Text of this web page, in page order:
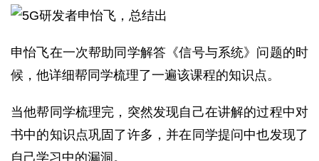
申怡飞在一次帮助同学解答《信号与系统》问题的时
候，他详细帮同学梳理了一遍该课程的知识点。
当他帮同学梳理完，突然发现自己在讲解的过程中对
书中的知识点巩固了许多，并在同学提问中也发现了
自己学习中的漏洞。